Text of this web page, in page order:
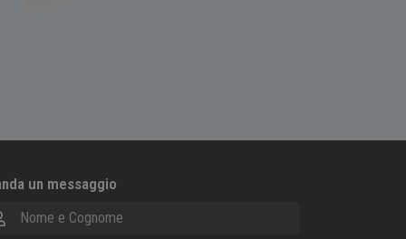
un messaggio
e Cognome